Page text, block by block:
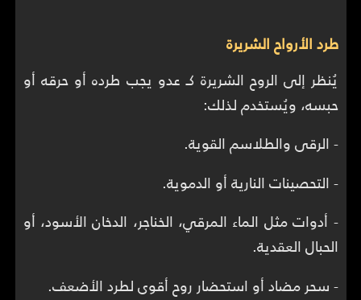
طرد الأرواح الشريرة
يُنظر إلى الروح الشريرة كـ عدو يجب طرده أو حرقه أو
حبسه، ويُستخدم لذلك:
- الرقى والطلاسم القوية.
- التحصينات النارية أو الدموية.
- أدوات مثل الماء المرقي، الخناجر، الدخان الأسود، أو
الحبال العقدية.
- سحر مضاد أو استحضار روح أقوى لطرد الأضعف.